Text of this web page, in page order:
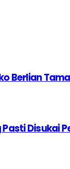
Berlian
Disukai